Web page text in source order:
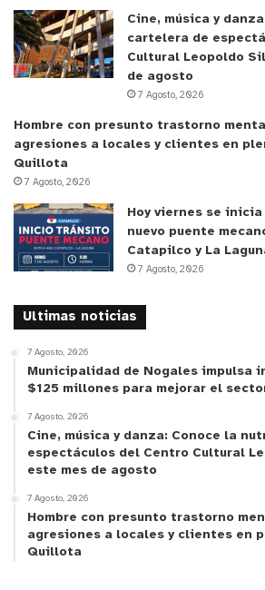
y tú, ¿qué opinas?
Cine, música y
cartelera de
Cultural Leopoldo
de agosto
7 Agosto, 2026
Hombre con presunto trastorno
agresiones a locales y clientes en
Quillota
7 Agosto, 2026
Hoy viernes se
nuevo puente
Catapilco y La
7 Agosto, 2026
Ultimas noticias
7 Agosto, 2026
Municipalidad de Nogales impulsa
$125 millones para mejorar el
7 Agosto, 2026
Cine, música y danza: Conoce la
espectáculos del Centro Cultural
este mes de agosto
7 Agosto, 2026
Hombre con presunto trastorno
agresiones a locales y clientes en
Quillota